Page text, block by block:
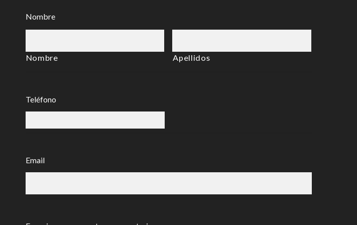
Nombre
Nombre Apellidos
Teléfono
Email